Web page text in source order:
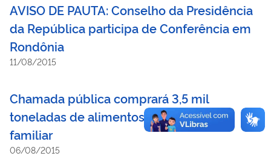
AVISO DE PAUTA: Conselho da Presidência
da República participa de Conferência em
Rondônia
11/08/2015
Chamada pública comprará 3,5 mil
toneladas de alimentos da agricultura
familiar
06/08/2015